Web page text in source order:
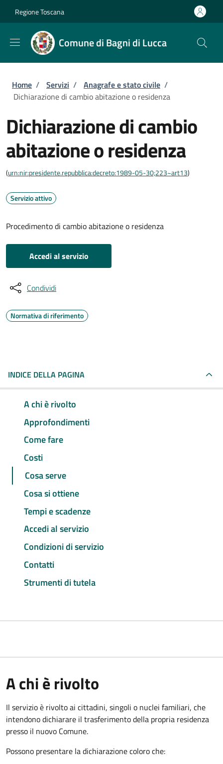
Regione Toscana
Comune di Bagni di Lucca
Briciole di pane
Home / Servizi / Anagrafe e stato civile /
Dichiarazione di cambio abitazione o residenza
Dichiarazione di cambio
abitazione o residenza
(urn:nir:presidente.repubblica:decreto:1989-05-30;223~art13)
Servizio attivo
Procedimento di cambio abitazione o residenza
Accedi al servizio
Condividi
Normativa di riferimento
INDICE DELLA PAGINA
A chi è rivolto
Approfondimenti
Come fare
Costi
Cosa serve
Cosa si ottiene
Tempi e scadenze
Accedi al servizio
Condizioni di servizio
Contatti
Strumenti di tutela
A chi è rivolto
Il servizio è rivolto ai cittadini, singoli o nuclei familiari, che
intendono dichiarare il trasferimento della propria residenza
presso il nuovo Comune.
Possono presentare la dichiarazione coloroche: